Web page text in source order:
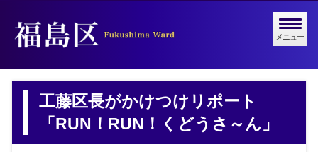
メニュー
工藤区長がかけつけリポート
「RUN！RUN！くどうさ～ん」